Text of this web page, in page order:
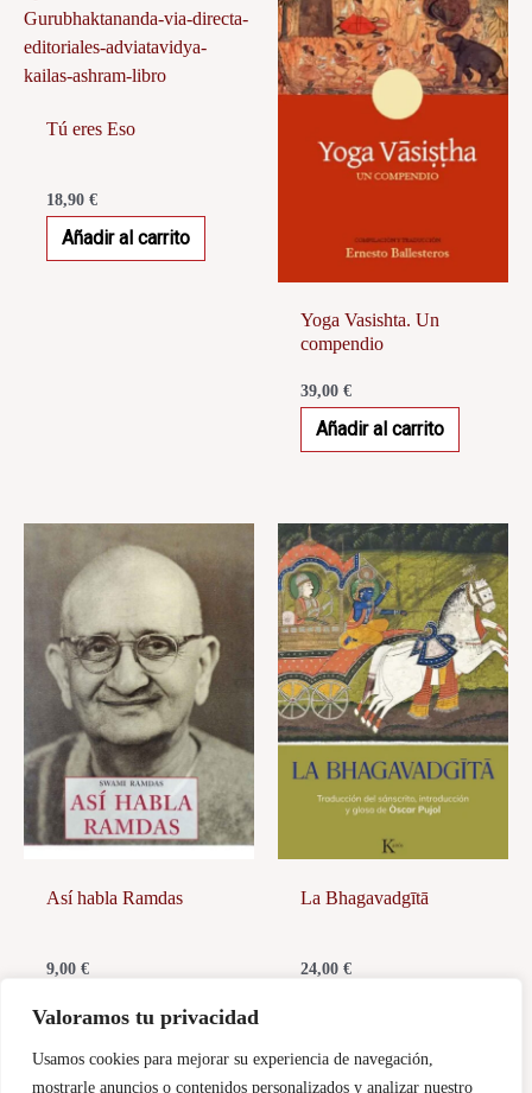
Valoramos tu privacidad
Usamos cookies para mejorar su experiencia de navegación,
mostrarle anuncios o contenidos personalizados y analizar nuestro
Tú eres Eso
18,90€
Añadir al carrito
Yoga Vasishta. Un
compendio
39,00€
Añadir al carrito
Así habla Ramdas
9,00€
Añadir al carrito
La Bhagavadgītā
24,00€